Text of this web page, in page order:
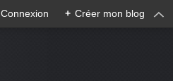
Connexion + Créer mon blog